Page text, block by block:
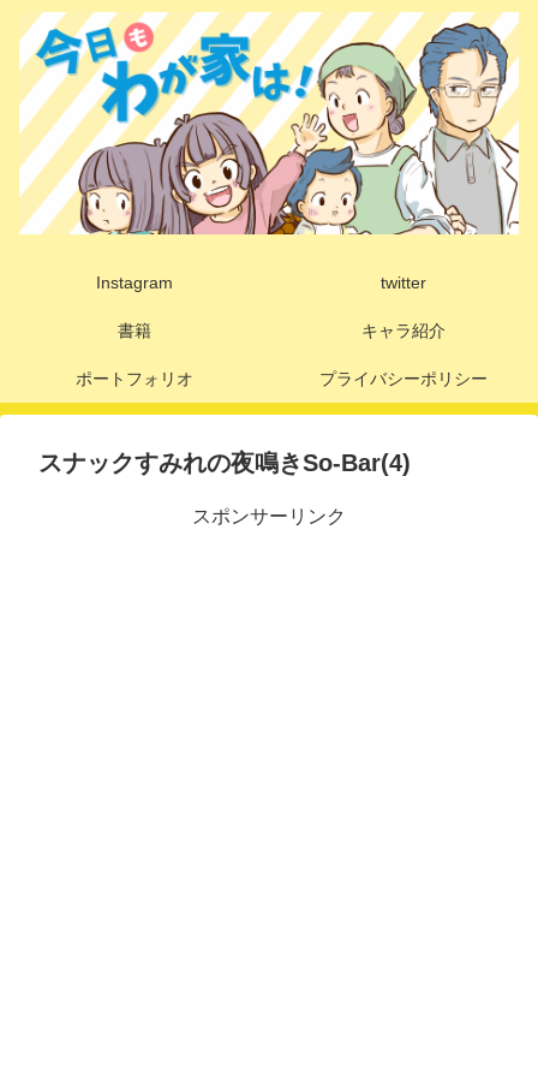
Instagram twitter
書籍 キャラ紹介
ポートフォリオ プライバシーポリシー
スナックすみれの夜鳴きSo-Bar(4)
スポンサーリンク